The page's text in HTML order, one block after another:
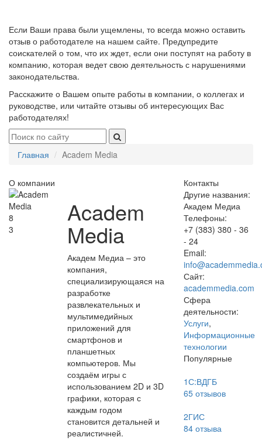
Если Ваши права были ущемлены, то всегда можно оставить
отзыв о работодателе на нашем сайте. Предупредите
соискателей о том, что их ждет, если они поступят на работу в
компанию, которая ведет свою деятельность с нарушениями
законодательства.
Расскажите о Вашем опыте работы в компании, о коллегах и
руководстве, или читайте отзывы об интересующих Вас
работодателях!
Главная Academ Media
О компании
8
3
Academ
Media
Академ Медиа – это
компания,
специализирующаяся на
разработке
развлекательных и
мультимедийных
приложений для
смартфонов и
планшетных
компьютеров. Мы
создаём игры с
использованием 2D и 3D
графики, которая с
каждым годом
становится детальней и
реалистичней.
Контакты
Другие названия:
Академ Медиа
Телефоны:
+7 (383) 380 - 36
- 24
Email:
Сайт:
academmedia.com
Сфера
деятельности:
Услуги,
Информационные
технологии
Популярные
1С:ВДГБ
65отзывов
2ГИС
84отзыва